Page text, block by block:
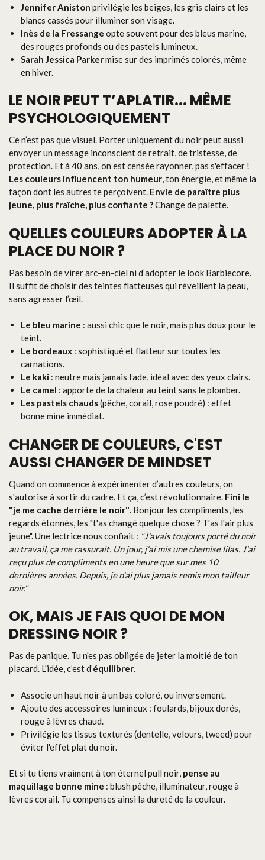
Jennifer Aniston privilégie les beiges, les gris clairs et les
blancs cassés pour illuminer son visage.
Inès de la Fressange opte souvent pour des bleus marine,
des rouges profonds ou des pastels lumineux.
Sarah Jessica Parkermise sur des imprimés colorés, même
en hiver.
LE NOIR PEUT T’APLATIR... MÊME
PSYCHOLOGIQUEMENT
Ce n’est pas que visuel. Porter uniquement du noir peut aussi
envoyer un message inconscient de retrait, de tristesse, de
protection. Et à 40 ans, on est censée rayonner, pas s'effacer !
Les couleurs influencent ton humeur, ton énergie, et même la
façon dont les autres te perçoivent. Envie de paraître plus
jeune, plus fraîche, plus confiante ?Change de palette.
QUELLES COULEURS ADOPTER À LA
PLACE DU NOIR ?
Pas besoin de virer arc-en-ciel ni d’adopter le look Barbiecore.
Il suffit de choisir des teintes flatteuses qui réveillent la peau,
sans agresser l’œil.
Le bleu marine : aussi chic que le noir, mais plus doux pour le
teint.
Le bordeaux : sophistiqué et flatteur sur toutes les
carnations.
Le kaki : neutre mais jamais fade, idéal avec des yeux clairs.
Le camel : apporte de la chaleur au teint sans le plomber.
Les pastels chauds(pêche, corail, rose poudré) : effet
bonne mine immédiat.
CHANGER DE COULEURS, C'EST
AUSSI CHANGER DE MINDSET
Quand on commence à expérimenter d’autres couleurs, on
s'autorise à sortir du cadre. Et ça, c’est révolutionnaire. Fini le
"je me cache derrière le noir". Bonjour les compliments, les
regards étonnés, les "t'as changé quelque chose ? T'as l'air plus
jeune". Une lectrice nous confiait : "J'avais toujours porté du noir
au travail, ça me rassurait. Un jour, j'ai mis une chemise lilas. J'ai
reçu plus de compliments en une heure que sur mes 10
dernières années. Depuis, je n'ai plus jamais remis mon tailleur
noir."
OK, MAIS JE FAIS QUOI DE MON
DRESSING NOIR ?
Pas de panique. Tu n'es pas obligée de jeter la moitié de ton
placard. L'idée, c’est d’équilibrer.
Associe un haut noir à un bas coloré, ou inversement.
Ajoute des accessoires lumineux : foulards, bijoux dorés,
rouge à lèvres chaud.
Privilégie les tissus texturés (dentelle, velours, tweed) pour
éviter l'effet plat du noir.
Et si tu tiens vraiment à ton éternel pull noir, pense au
maquillage bonne mine : blush pêche, illuminateur, rouge à
lèvres corail. Tu compenses ainsi la dureté de la couleur.